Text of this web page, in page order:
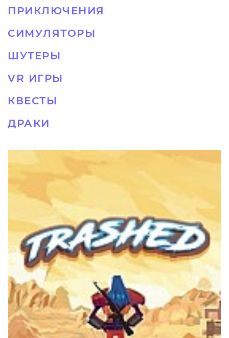
ПРИКЛЮЧЕНИЯ
СИМУЛЯТОРЫ
ШУТЕРЫ
VR ИГРЫ
КВЕСТЫ
ДРАКИ